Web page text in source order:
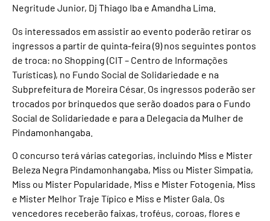
Negritude Junior, Dj Thiago Iba e Amandha Lima.
Os interessados em assistir ao evento poderão retirar os
ingressos a partir de quinta-feira (9) nos seguintes pontos
de troca: no Shopping (CIT – Centro de Informações
Turísticas), no Fundo Social de Solidariedade e na
Subprefeitura de Moreira César. Os ingressos poderão ser
trocados por brinquedos que serão doados para o Fundo
Social de Solidariedade e para a Delegacia da Mulher de
Pindamonhangaba.
O concurso terá várias categorias, incluindo Miss e Mister
Beleza Negra Pindamonhangaba, Miss ou Mister Simpatia,
Miss ou Mister Popularidade, Miss e Mister Fotogenia, Miss
e Mister Melhor Traje Típico e Miss e Mister Gala. Os
vencedores receberão faixas, troféus, coroas, flores e